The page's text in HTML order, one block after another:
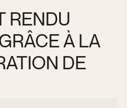
RENDU
À LA
DE